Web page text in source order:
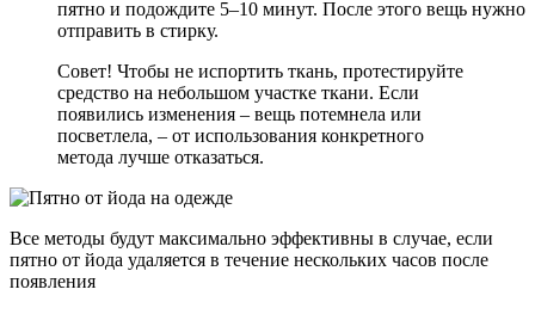
пятно и подождите 5–10 минут. После этого вещь нужно
отправить в стирку.
Совет! Чтобы не испортить ткань, протестируйте
средство на небольшом участке ткани. Если
появились изменения – вещь потемнела или
посветлела, – от использования конкретного
метода лучше отказаться.
Все методы будут максимально эффективны в случае, если
пятно от йода удаляется в течение нескольких часов после
появления